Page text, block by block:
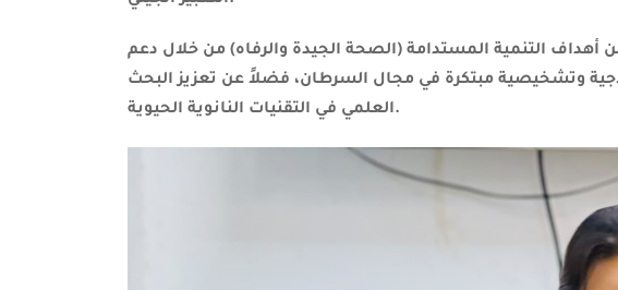
أهداف التنمية المستدامة (الصحة الجيدة والرفاه) من خلال دعم
وتشخيصية مبتكرة في مجال السرطان، فضلاً عن تعزيز البحث
العلمي في التقنيات النانوية الحيوية.